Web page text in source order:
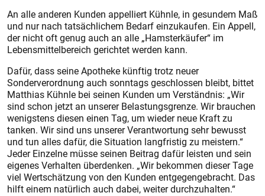
An alle anderen Kunden appelliert Kühnle, in gesundem Maß
und nur nach tatsächlichem Bedarf einzukaufen. Ein Appell,
der nicht oft genug auch an alle „Hamsterkäufer“ im
Lebensmittelbereich gerichtet werden kann.
Dafür, dass seine Apotheke künftig trotz neuer
Sonderverordnung auch sonntags geschlossen bleibt, bittet
Matthias Kühnle bei seinen Kunden um Verständnis: „Wir
sind schon jetzt an unserer Belastungsgrenze. Wir brauchen
wenigstens diesen einen Tag, um wieder neue Kraft zu
tanken. Wir sind uns unserer Verantwortung sehr bewusst
und tun alles dafür, die Situation langfristig zu meistern.“
Jeder Einzelne müsse seinen Beitrag dafür leisten und sein
eigenes Verhalten überdenken. „Wir bekommen dieser Tage
viel Wertschätzung von den Kunden entgegengebracht. Das
hilft einem natürlich auch dabei, weiter durchzuhalten.“